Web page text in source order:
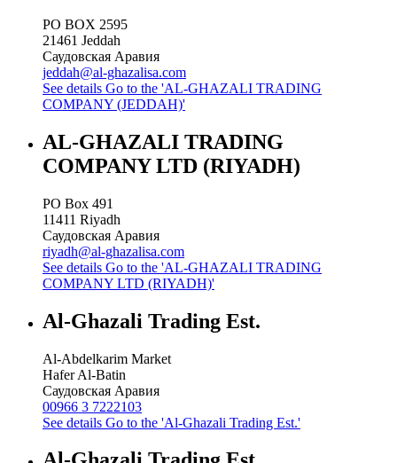
PO BOX 2595
21461 Jeddah
Саудовская Аравия
jeddah@al-ghazalisa.com
See details Go to the 'AL-GHAZALI TRADING
COMPANY (JEDDAH)'
AL-GHAZALI TRADING
COMPANY LTD (RIYADH)
PO Box 491
11411 Riyadh
Саудовская Аравия
riyadh@al-ghazalisa.com
See details Go to the 'AL-GHAZALI TRADING
COMPANY LTD (RIYADH)'
Al-Ghazali Trading Est.
Al-Abdelkarim Market
Hafer Al-Batin
Саудовская Аравия
00966 3 7222103
See details Go to the 'Al-Ghazali Trading Est.'